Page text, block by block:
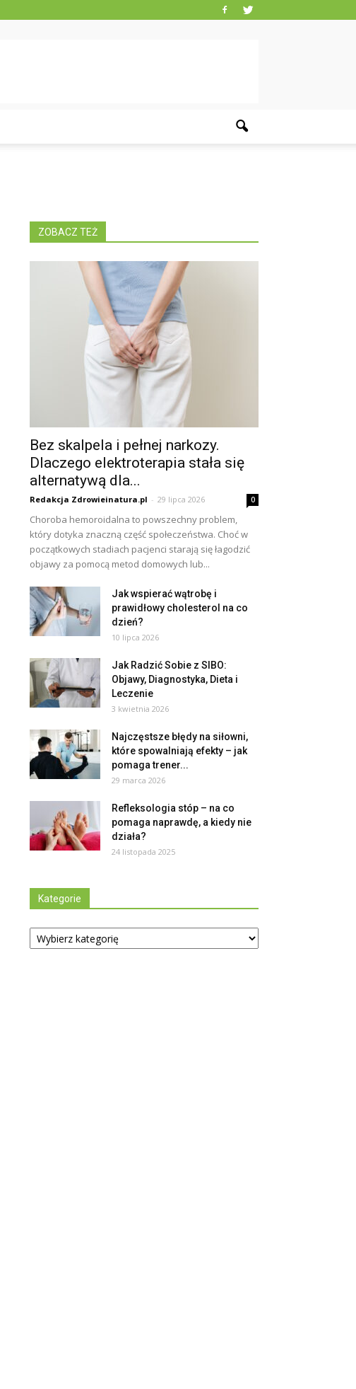
ZOBACZ TEŻ
Bez skalpela i pełnej narkozy.
Dlaczego elektroterapia stała się
alternatywą dla...
Redakcja Zdrowieinatura.pl - 29 lipca 2026 0
Choroba hemoroidalna to powszechny problem,
który dotyka znaczną część społeczeństwa. Choć w
początkowych stadiach pacjenci starają się łagodzić
objawy za pomocą metod domowych lub...
Jak wspierać wątrobę i
prawidłowy cholesterol na co
dzień?
10 lipca 2026
Jak Radzić Sobie z SIBO:
Objawy, Diagnostyka, Dieta i
Leczenie
3 kwietnia 2026
Najczęstsze błędy na siłowni,
które spowalniają efekty – jak
pomaga trener...
29 marca 2026
Refleksologia stóp – na co
pomaga naprawdę, a kiedy nie
działa?
24 listopada 2025
Kategorie
Kategorie